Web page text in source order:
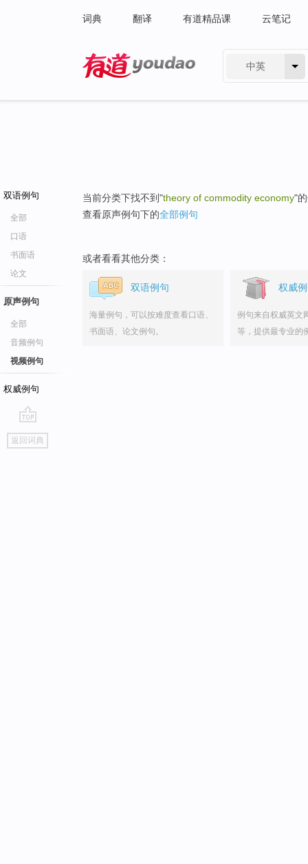
词典 翻译 有道精品课 云笔记
中英
双语例句
全部
口语
书面语
论文
原声例句
全部
音频例句
视频例句
权威例句
go
top
返回词典
当前分类下找不到"theory of commodity economy"
查看原声例句下的全部例句
或者看看其他分类：
双语例句
海量例句，可以按难度查看口语、
书面语、论文例句。
权威
例句来自权威英文
等，提供最专业的